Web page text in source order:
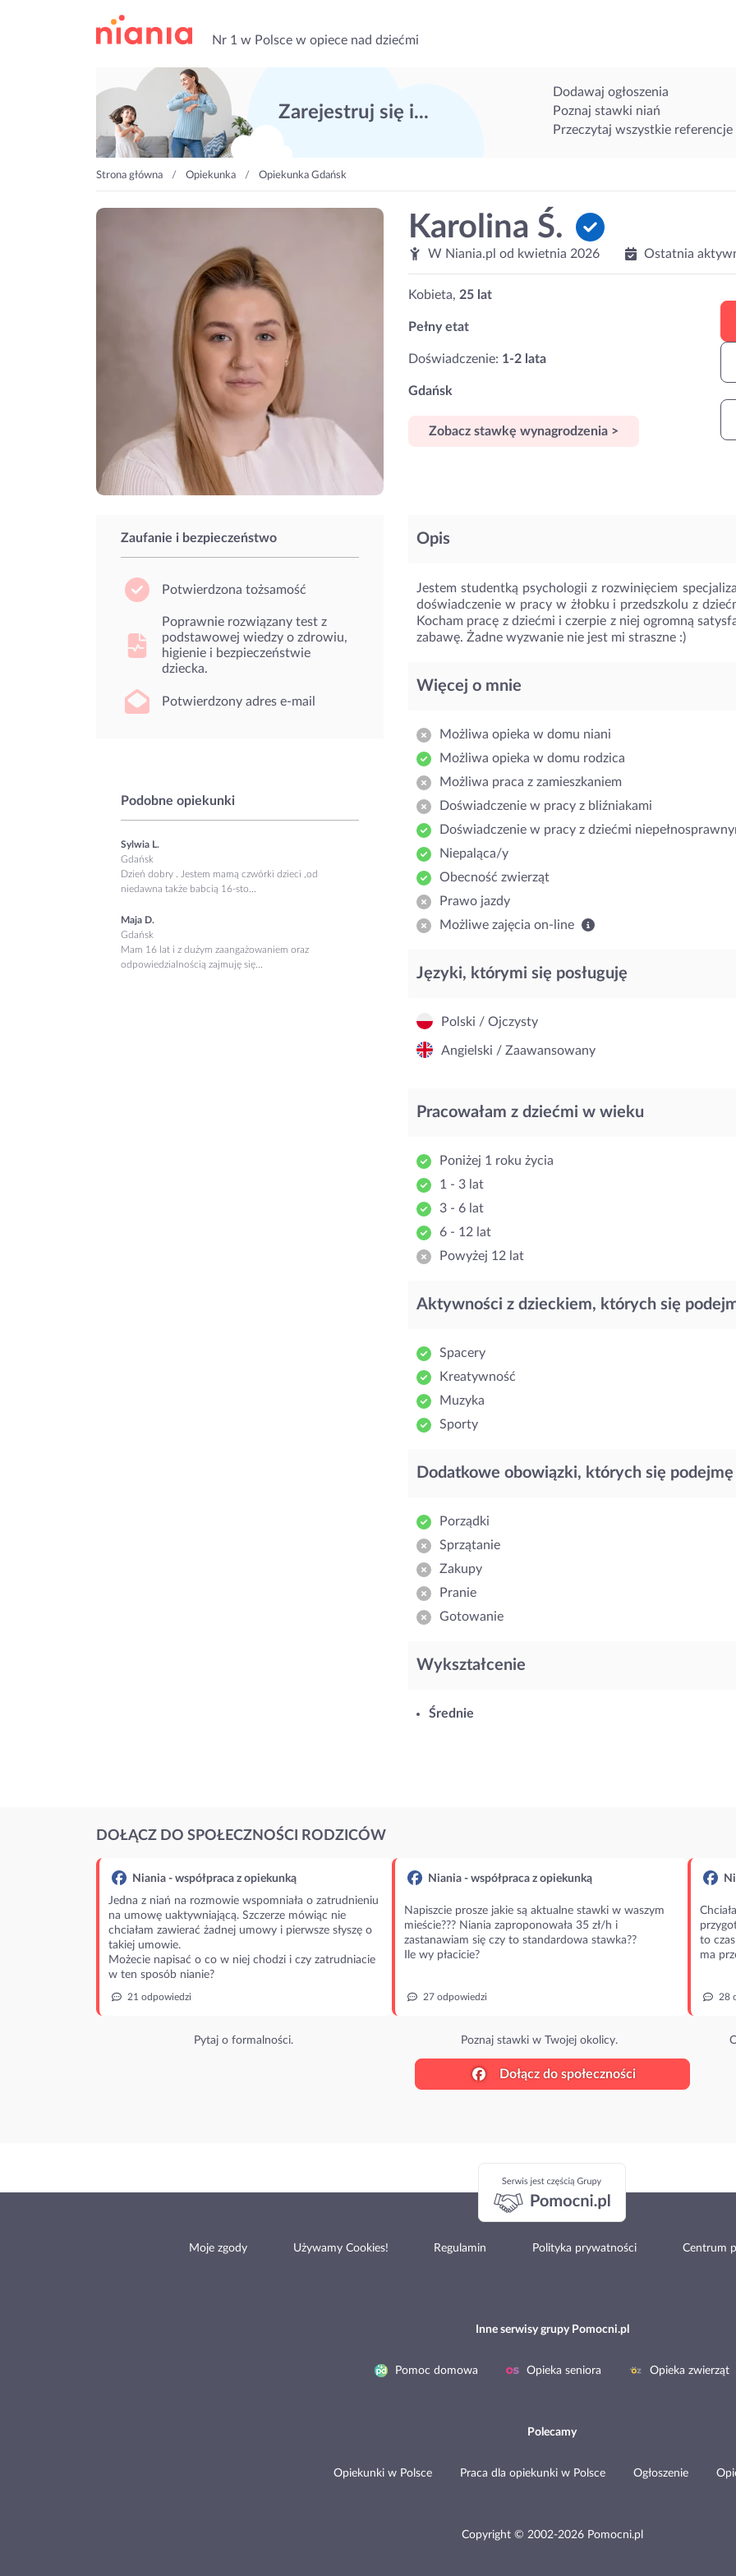
Nr 1 w Polsce w opiece nad dziećmi
Zarejestruj się i...
Dodawaj ogłoszenia
Poznaj stawki niań
Przeczytaj wszystkie referencje
Strona główna Opiekunka Opiekunka Gdańsk
Karolina Ś.
W Niania.pl od kwietnia 2026 Ostatnia
Kobieta, 25 lat
Pełny etat
Doświadczenie: 1-2 lata
Gdańsk
Zobacz stawkę wynagrodzenia >
Zaufanie i bezpieczeństwo
Potwierdzona tożsamość
Poprawnie rozwiązany test z
podstawowej wiedzy o zdrowiu,
higienie i bezpieczeństwie
dziecka.
Potwierdzony adres e-mail
Podobne opiekunki
Sylwia L.
Gdańsk
Dzień dobry . Jestem mamą czwórki dzieci ,od
niedawna także babcią 16-sto...
Maja D.
Gdańsk
Mam 16 lat i z dużym zaangażowaniem oraz
odpowiedzialnością zajmuję się...
Opis
Jestem studentką psychologii z rozwinięciem
doświadczenie w pracy w żłobku i przedszkolu z
Kocham pracę z dziećmi i czerpie z niej ogromną
zabawę. Żadne wyzwanie nie jest mi straszne :)
Więcej o mnie
Możliwa opieka w domu niani
Możliwa opieka w domu rodzica
Możliwa praca z zamieszkaniem
Doświadczenie w pracy z bliźniakami
Doświadczenie w pracy z dziećmi
Niepaląca/y
Obecność zwierząt
Prawo jazdy
Możliwe zajęcia on-line
Języki, którymi się posługuję
Polski / Ojczysty
Angielski / Zaawansowany
Pracowałam z dziećmi w wieku
Poniżej 1 roku życia
1 - 3 lat
3 - 6 lat
6 - 12 lat
Powyżej 12 lat
Aktywności z dzieckiem, których się
Spacery
Kreatywność
Muzyka
Sporty
Dodatkowe obowiązki, których się podejmę
Porządki
Sprzątanie
Zakupy
Pranie
Gotowanie
Wykształcenie
Średnie
DOŁĄCZ DO SPOŁECZNOŚCI RODZICÓW
Niania - współpraca z opiekunką
Jedna z niań na rozmowie wspomniała o zatrudnieniu
na umowę uaktywniającą. Szczerze mówiąc nie
chciałam zawierać żadnej umowy i pierwsze słyszę o
takiej umowie.
Możecie napisać o co w niej chodzi i czy zatrudniacie
w ten sposób nianie?
21 odpowiedzi
Pytaj o formalności.
Niania - współpraca z opiekunką
Napiszcie prosze jakie są aktualne stawki w waszym
mieście??? Niania zaproponowała 35 zł/h i
zastanawiam się czy to standardowa stawka??
Ile wy płacicie?
27 odpowiedzi
Poznaj stawki w Twojej okolicy.
to
ma
28
Dołącz do społeczności
Moje zgody Używamy Cookies! Regulamin Polityka prywatności Centrum
Inne serwisy grupy Pomocni.pl
Pomoc domowa Opieka seniora Opieka zwierząt
Polecamy
Opiekunki w Polsce Praca dla opiekunki w Polsce Ogłoszenie
Copyright © 2002-2026 Pomocni.pl